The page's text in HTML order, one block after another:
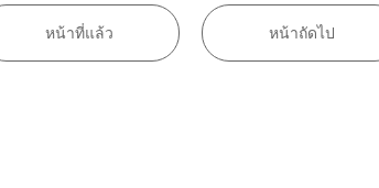
หน้าที่แล้ว หน้าถัดไป